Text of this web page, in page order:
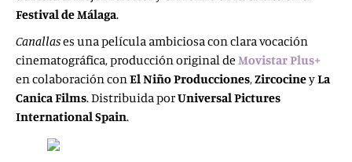
Festival de Málaga.
Canallases una película ambiciosa con clara vocación
cinematográfica, producción original de Movistar Plus+
en colaboración conEl Niño Producciones,ZircocineyLa
Canica Films. Distribuida porUniversal Pictures
International Spain.